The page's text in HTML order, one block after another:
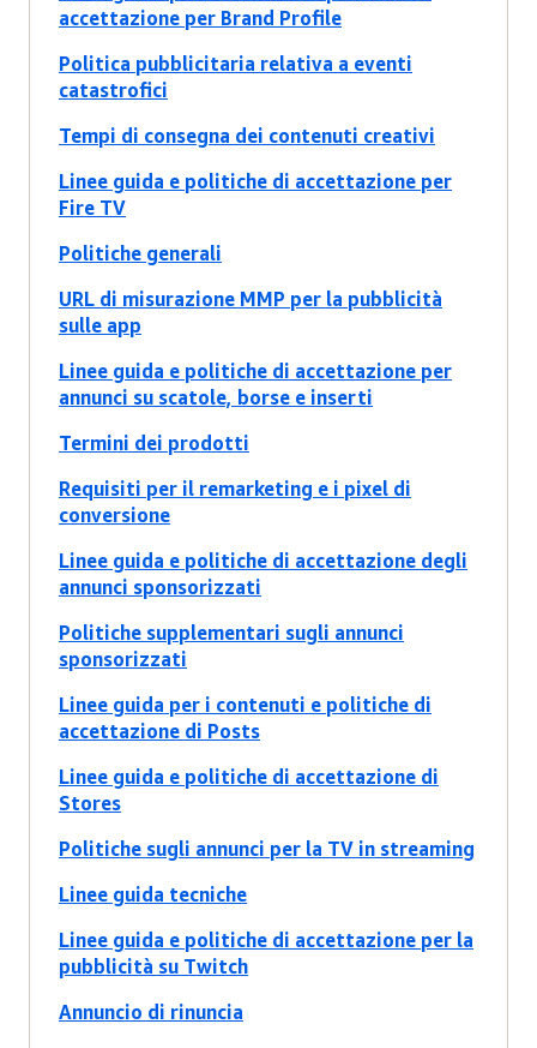
accettazione per Brand Profile
Politica pubblicitaria relativa a eventi
catastrofici
Tempi di consegna dei contenuti creativi
Linee guida e politiche di accettazione per
Fire TV
Politiche generali
URL di misurazione MMP per la pubblicità
sulle app
Linee guida e politiche di accettazione per
annunci su scatole, borse e inserti
Termini dei prodotti
Requisiti per il remarketing e i pixel di
conversione
Linee guida e politiche di accettazione degli
annunci sponsorizzati
Politiche supplementari sugli annunci
sponsorizzati
Linee guida per i contenuti e politiche di
accettazione di Posts
Linee guida e politiche di accettazione di
Stores
Politiche sugli annunci per la TV in streaming
Linee guida tecniche
Linee guida e politiche di accettazione per la
pubblicità su Twitch
Annuncio di rinuncia